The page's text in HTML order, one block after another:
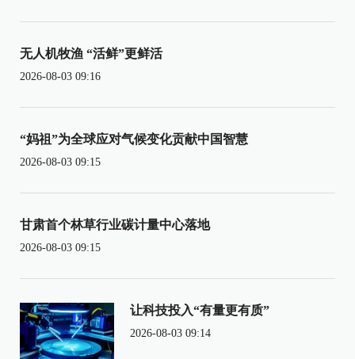
无人机牧渔 “活鲜”更鲜活
2026-08-03 09:16
“妈祖”为全球应对气候变化贡献中国智慧
2026-08-03 09:15
甘肃首个林草行业碳计量中心落地
2026-08-03 09:15
让科技投入“有量更有质”
2026-08-03 09:14